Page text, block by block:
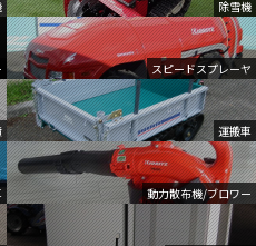
除雪機
スピードスプレーヤ
運搬車
動力散布機/ブロワー